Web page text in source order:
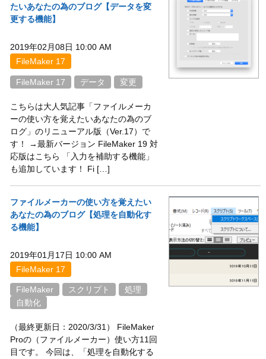
たいあなたの為のブログ【データを変
更する機能】
2019年02月08日 10:00 AM
FileMaker 17
FileMaker 17 データ 変更
こちらは大人気記事「ファイルメーカ
ーの使い方を覚えたいあなたの為のブ
ログ」のリニューアル版（Ver.17）で
す！ →最新バージョン FileMaker 19 対
応版はこちら 「入力を補助する機能」
も追加しています！ Fi […]
ファイルメーカーの使い方を覚えたい
あなたの為のブログ【処理を自動化す
る機能】
2019年01月17日 10:00 AM
FileMaker 17
FileMaker スクリプト
処理
自動化
（最終更新日：2020/3/31） FileMaker
Proの（ファイルメーカー）使い方11回
目です。 今回は、「処理を自動化する